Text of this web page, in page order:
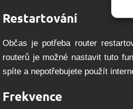
Restartování
Občas je potřeba router
routerů je možné nastavit tuto
spíte a nepotřebujete použít
Frekvence